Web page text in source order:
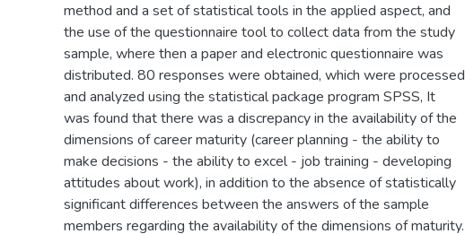
method and a set of statistical tools in the applied aspect, and
the use of the questionnaire tool to collect data from the study
sample, where then a paper and electronic questionnaire was
distributed. 80 responses were obtained, which were processed
and analyzed using the statistical package program SPSS, It
was found that there was a discrepancy in the availability of the
dimensions of career maturity (career planning - the ability to
make decisions - the ability to excel - job training - developing
attitudes about work), in addition to the absence of statistically
significant differences between the answers of the sample
members regarding the availability of the dimensions of maturity.